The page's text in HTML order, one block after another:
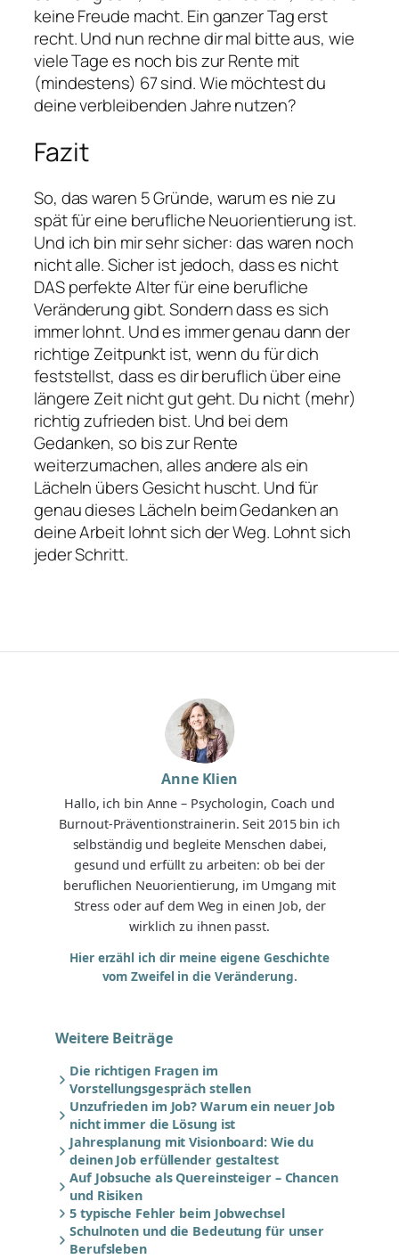
keine Freude macht. Ein ganzer Tag erst
recht. Und nun rechne dir mal bitte aus, wie
viele Tage es noch bis zur Rente mit
(mindestens) 67 sind. Wie möchtest du
deine verbleibenden Jahre nutzen?
Fazit
So, das waren 5 Gründe, warum es nie zu
spät für eine berufliche Neuorientierung ist.
Und ich bin mir sehr sicher: das waren noch
nicht alle. Sicher ist jedoch, dass es nicht
DAS perfekte Alter für eine berufliche
Veränderung gibt. Sondern dass es sich
immer lohnt. Und es immer genau dann der
richtige Zeitpunkt ist, wenn du für dich
feststellst, dass es dir beruflich über eine
längere Zeit nicht gut geht. Du nicht (mehr)
richtig zufrieden bist. Und bei dem
Gedanken, so bis zur Rente
weiterzumachen, alles andere als ein
Lächeln übers Gesicht huscht. Und für
genau dieses Lächeln beim Gedanken an
deine Arbeit lohnt sich der Weg. Lohnt sich
jeder Schritt.
Anne Klien
Hallo, ich bin Anne – Psychologin, Coach und
Burnout-Präventionstrainerin. Seit 2015 bin ich
selbständig und begleite Menschen dabei,
gesund und erfüllt zu arbeiten: ob bei der
beruflichen Neuorientierung, im Umgang mit
Stress oder auf dem Weg in einen Job, der
wirklich zu ihnen passt.
Hier erzähl ich dir meine eigene Geschichte
vom Zweifel in die Veränderung.
Weitere Beiträge
Die richtigen Fragen im
Vorstellungsgespräch stellen
Unzufrieden im Job? Warum ein neuer Job
nicht immer die Lösung ist
Jahresplanung mit Visionboard: Wie du
deinen Job erfüllender gestaltest
Auf Jobsuche als Quereinsteiger – Chancen
und Risiken
5 typische Fehler beim Jobwechsel
Schulnoten und die Bedeutung für unser
Berufsleben